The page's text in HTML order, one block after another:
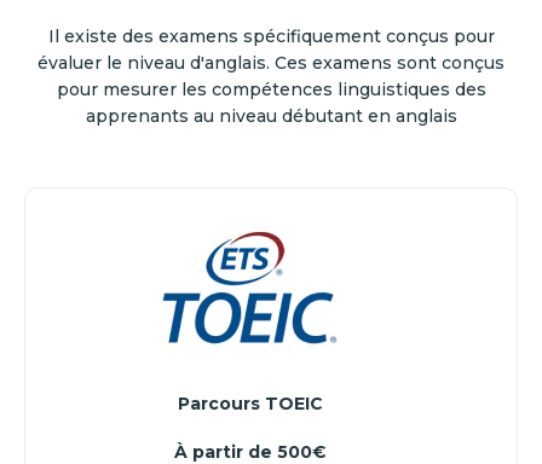
Il existe des examens spécifiquement conçus pour
évaluer le niveau d'anglais. Ces examens sont conçus
pour mesurer les compétences linguistiques des
apprenants au niveau débutant en anglais
Parcours TOEIC
À partir de 500€